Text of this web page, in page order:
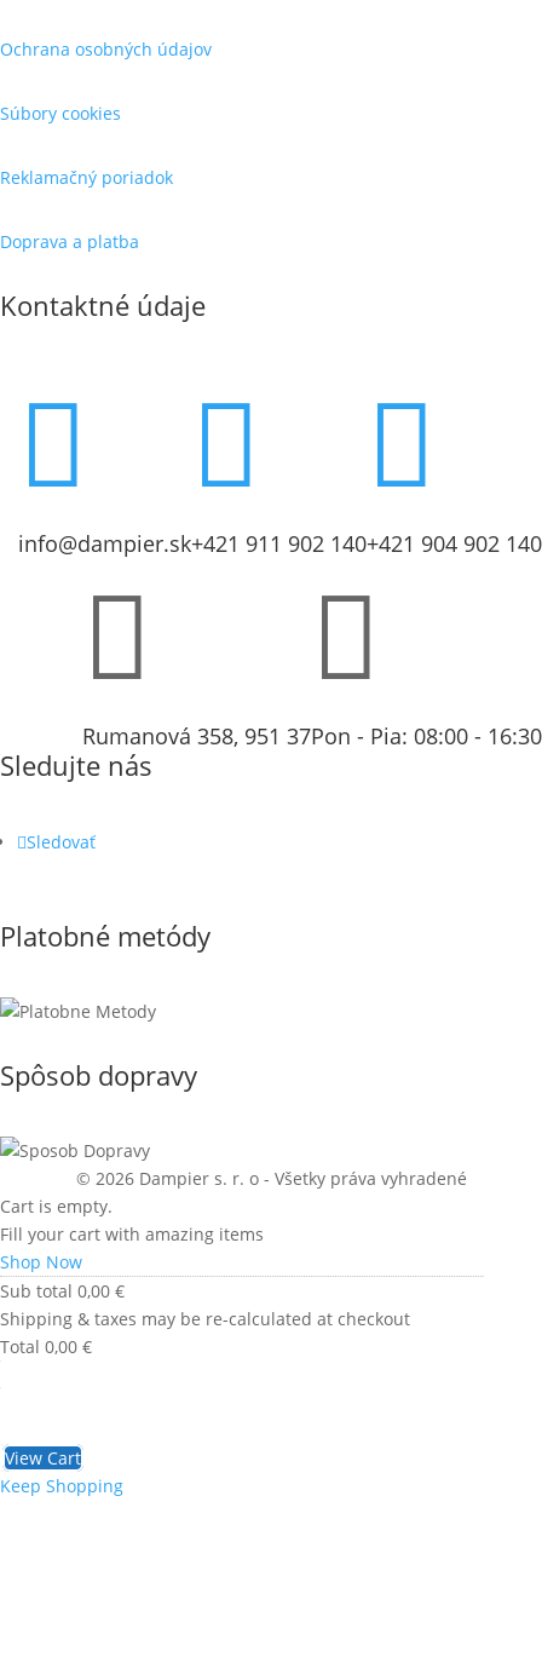
Ochrana osobných údajov
Súbory cookies
Reklamačný poriadok
Doprava a platba
Kontaktné údaje

+421 904 902 140

+421 911 902 140

info@dampier.sk

Pon - Pia: 08:00 - 16:30

Rumanová 358, 951 37
Sledujte nás
Sledovať
Platobné metódy
Spôsob dopravy
© 2026 Dampier s. r. o - Všetky práva vyhradené
Cart is empty.
Fill your cart with amazing items
Shop Now
Sub total 0,00 €
Shipping & taxes may be re-calculated at checkout
Total 0,00 €
View Cart
Keep Shopping